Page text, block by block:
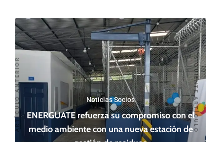
Noticias Socios
ENERGUATE refuerza su compromiso con el
medio ambiente con una nueva estación de
ARTÍCULO ANTERIOR SIGUIENTE ARTÍCULO